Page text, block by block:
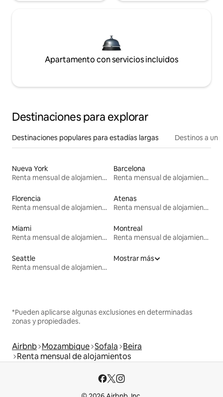
Apartamento con servicios incluidos
Destinaciones para explorar
Destinaciones populares para estadías largas Destinos a un
Nueva York
Renta mensual de alojamientos
Barcelona
Renta mensual de alojamientos
Florencia
Renta mensual de alojamientos
Atenas
Renta mensual de alojamientos
Miami
Renta mensual de alojamientos
Montreal
Renta mensual de alojamientos
Seattle
Renta mensual de alojamientos
Mostrar más
*Pueden aplicarse algunas exclusiones en determinadas
zonas y propiedades.
Airbnb Mozambique Sofala Beira
Renta mensual de alojamientos